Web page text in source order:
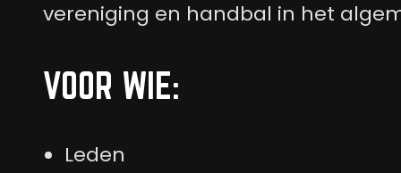
vereniging en handbal in het
VOOR WIE:
Leden